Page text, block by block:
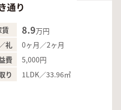
通り
賃 8.9万円
礼
0ヶ月／2ヶ月
費
5,000円
り
1LDK／33.96㎡